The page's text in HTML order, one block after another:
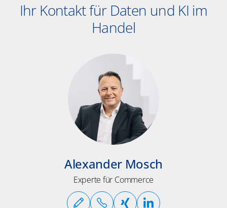
Ihr Kontakt für Daten und KI im
Handel
Alexander Mosch
Experte für Commerce